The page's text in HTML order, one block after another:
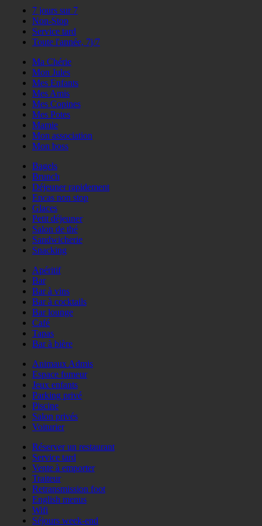
7 jours sur 7
Non-Stop
Service tard
Toute l'année, 7j/7
Ma Chérie
Mon Jules
Mes Enfants
Mes Amis
Mes Copines
Mes Potes
Mamie
Mon association
Mon boss
Bagels
Brunch
Déjeuner rapidement
Encas non stop
Glaces
Petit déjeuner
Salon de thé
Sandwicherie
Snacking
Apéritif
Bar
Bar à vins
Bar à cocktails
Bar lounge
Café
Tapas
Bar à bière
Animaux Admis
Espace fumeur
Jeux enfants
Parking privé
Piscine
Salon privés
Voiturier
Réserver un restaurant
Service tard
Vente à emporter
Traiteur
Retransmission foot
English menus
Wifi
Séjours week-end